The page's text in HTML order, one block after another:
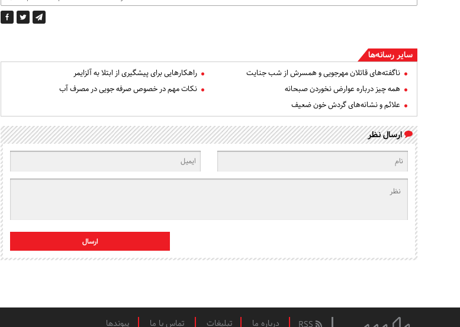
سایر رسانه‌ها
ناگفته‌های قاتلان مهرجویی و همسرش از شب جنایت
راهکارهایی برای پیشگیری از ابتلا به آلزایمر
همه چیز درباره عوارض نخوردن صبحانه
نکات مهم در خصوص صرفه جویی در مصرف آب
علائم و نشانه‌های گردش خون ضعیف
ارسال نظر
ارسال
درباره ما تبلیغات تماس با ما پیوندها